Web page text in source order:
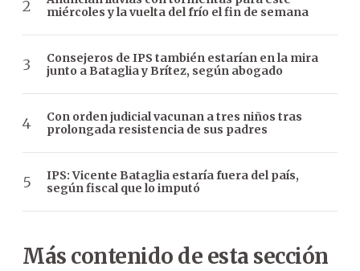
miércoles y la vuelta del frío el fin de semana
Consejeros de IPS también estarían en la mira
junto a Bataglia y Brítez, según abogado
Con orden judicial vacunan a tres niños tras
prolongada resistencia de sus padres
IPS: Vicente Bataglia estaría fuera del país,
según fiscal que lo imputó
Más contenido de esta sección